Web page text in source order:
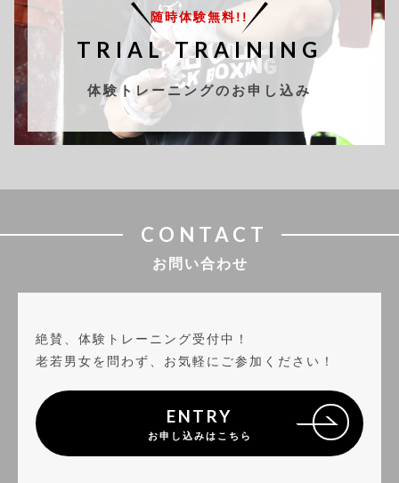
随時体験無料!!
TRIAL TRAINING
体験トレーニングのお申し込み
CONTACT
お問い合わせ
絶賛、体験トレーニング受付中！
老若男女を問わず、お気軽にご参加ください！
ENTRY
お申し込みはこちら